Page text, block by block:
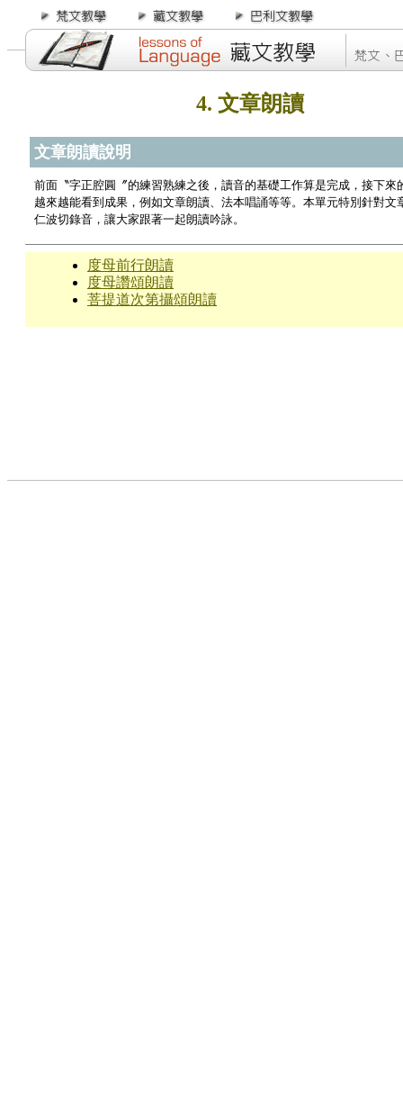
4. 文章朗讀
文章朗讀說明
前面〝字正腔圓〞的練習熟練之後，讀音的基礎工作算是完成，接下來
越來越能看到成果，例如文章朗讀、法本唱誦等等。本單元特別針對文
仁波切錄音，讓大家跟著一起朗讀吟詠。
度母前行朗讀
度母讚頌朗讀
菩提道次第攝頌朗讀